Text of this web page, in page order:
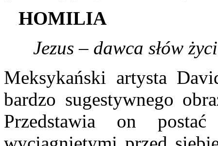
HOMILIA
Jezus – dawca słów
Meksykański artysta
bardzo sugestywnego
Przedstawia on